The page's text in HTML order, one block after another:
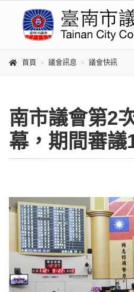
首頁 議會訊息 議會快訊
南市議會第2
幕，期間審議